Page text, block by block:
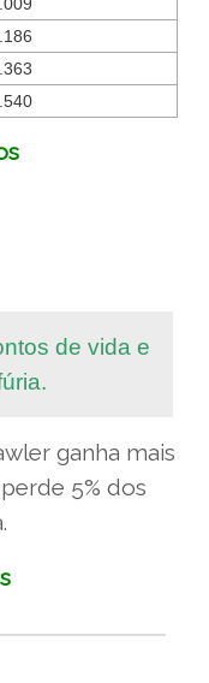
de vida e
ganha mais
5% dos